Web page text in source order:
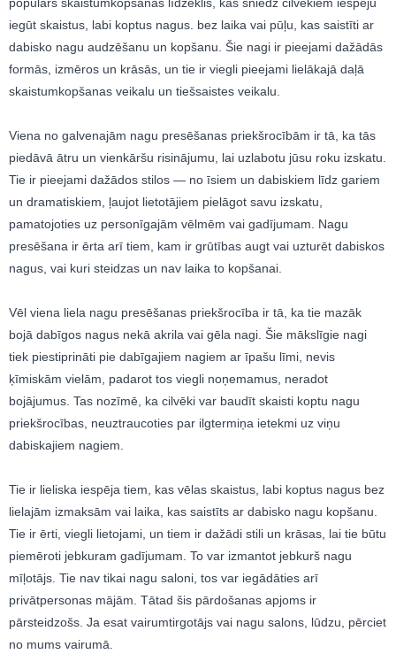
iegūt skaistus, labi koptus nagus. bez laika vai pūļu, kas saistīti ar
dabisko nagu audzēšanu un kopšanu. Šie nagi ir pieejami dažādās
formās, izmēros un krāsās, un tie ir viegli pieejami lielākajā daļā
skaistumkopšanas veikalu un tiešsaistes veikalu.
Viena no galvenajām nagu presēšanas priekšrocībām ir tā, ka tās
piedāvā ātru un vienkāršu risinājumu, lai uzlabotu jūsu roku izskatu.
Tie ir pieejami dažādos stilos — no īsiem un dabiskiem līdz gariem
un dramatiskiem, ļaujot lietotājiem pielāgot savu izskatu,
pamatojoties uz personīgajām vēlmēm vai gadījumam. Nagu
presēšana ir ērta arī tiem, kam ir grūtības augt vai uzturēt dabiskos
nagus, vai kuri steidzas un nav laika to kopšanai.
Vēl viena liela nagu presēšanas priekšrocība ir tā, ka tie mazāk
bojā dabīgos nagus nekā akrila vai gēla nagi. Šie mākslīgie nagi
tiek piestiprināti pie dabīgajiem nagiem ar īpašu līmi, nevis
ķīmiskām vielām, padarot tos viegli noņemamus, neradot
bojājumus. Tas nozīmē, ka cilvēki var baudīt skaisti koptu nagu
priekšrocības, neuztraucoties par ilgtermiņa ietekmi uz viņu
dabiskajiem nagiem.
Tie ir lieliska iespēja tiem, kas vēlas skaistus, labi koptus nagus bez
lielajām izmaksām vai laika, kas saistīts ar dabisko nagu kopšanu.
Tie ir ērti, viegli lietojami, un tiem ir dažādi stili un krāsas, lai tie būtu
piemēroti jebkuram gadījumam. To var izmantot jebkurš nagu
mīļotājs. Tie nav tikai nagu saloni, tos var iegādāties arī
privātpersonas mājām. Tātad šis pārdošanas apjoms ir
pārsteidzošs. Ja esat vairumtirgotājs vai nagu salons, lūdzu, pērciet
no mums vairumā.